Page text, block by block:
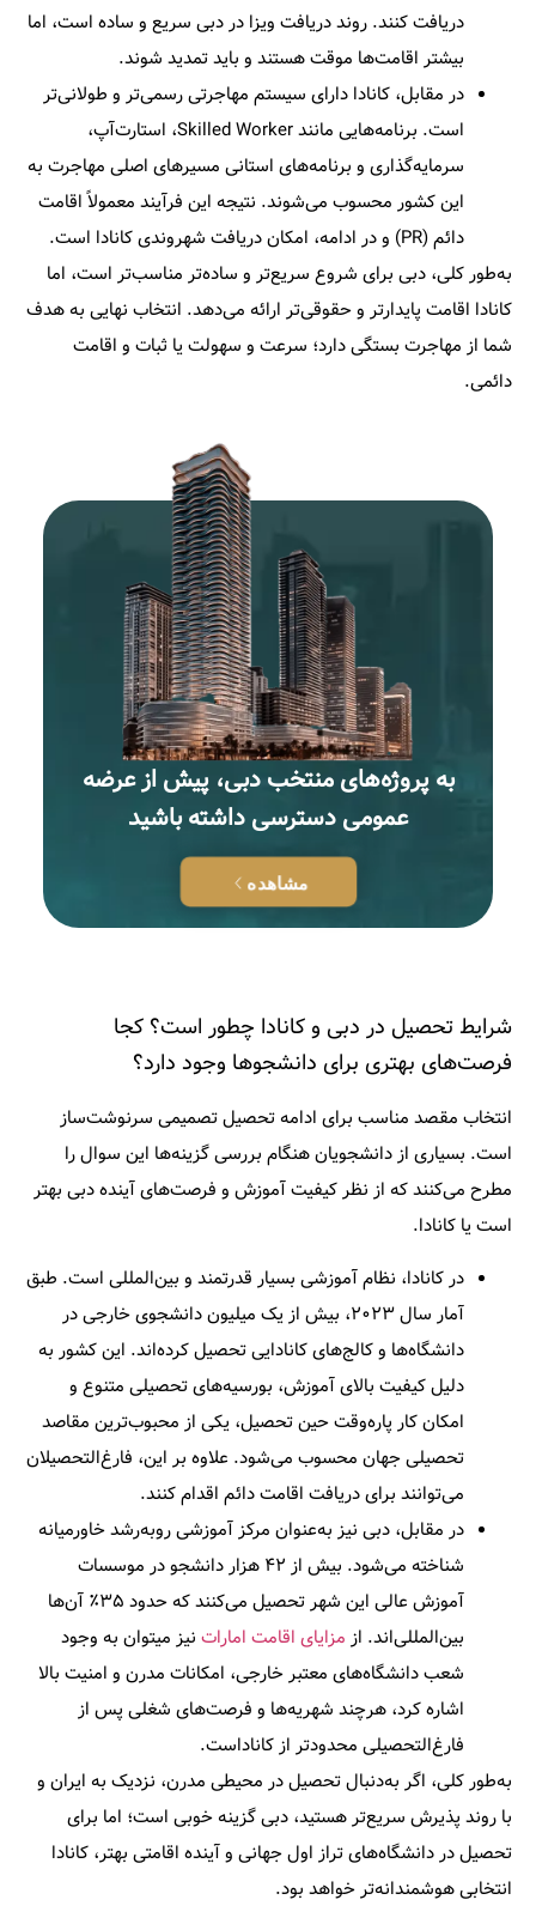
دریافت کنند. روند دریافت ویزا در دبی سریع و ساده است، اما
بیشتر اقامت‌ها موقت هستند و باید تمدید شوند.
در مقابل، کانادا دارای سیستم مهاجرتی رسمی‌تر و طولانی‌تر
است. برنامه‌هایی مانند Skilled Worker، استارت‌آپ،
سرمایه‌گذاری و برنامه‌های استانی مسیرهای اصلی مهاجرت به
این کشور محسوب می‌شوند. نتیجه این فرآیند معمولاً اقامت
دائم (PR) و در ادامه، امکان دریافت شهروندی کانادا است.
به‌طور کلی، دبی برای شروع سریع‌تر و ساده‌تر مناسب‌تر است، اما
کانادا اقامت پایدارتر و حقوقی‌تر ارائه می‌دهد. انتخاب نهایی به هدف
شما از مهاجرت بستگی دارد؛ سرعت و سهولت یا ثبات و اقامت
دائمی.
به پروژه‌های منتخب دبی، پیش از عرضه
عمومی دسترسی داشته باشید
مشاهده
شرایط تحصیل در دبی و کانادا چطور است؟ کجا
فرصت‌های بهتری برای دانشجوها وجود دارد؟
انتخاب مقصد مناسب برای ادامه تحصیل تصمیمی سرنوشت‌ساز
است. بسیاری از دانشجویان هنگام بررسی گزینه‌ها این سوال را
مطرح می‌کنند که از نظر کیفیت آموزش و فرصت‌های آیندهدبی بهتر
است یا کانادا.
در کانادا، نظام آموزشی بسیار قدرتمند و بین‌المللی است. طبق
آمار سال ۲۰۲۳، بیش از یک میلیون دانشجوی خارجی در
دانشگاه‌ها و کالج‌های کانادایی تحصیل کرده‌اند. این کشور به
دلیل کیفیت بالای آموزش، بورسیه‌های تحصیلی متنوع و
امکان کار پاره‌وقت حین تحصیل، یکی از محبوب‌ترین مقاصد
تحصیلی جهان محسوب می‌شود. علاوه بر این، فارغ‌التحصیلان
می‌توانند برای دریافت اقامت دائم اقدام کنند.
در مقابل، دبی نیز به‌عنوان مرکز آموزشی رو‌به‌رشد خاورمیانه
شناخته می‌شود. بیش از ۴۲ هزار دانشجو در موسسات
آموزش عالی این شهر تحصیل می‌کنند که حدود ۳۵٪ آن‌ها
بین‌المللی‌اند. از مزایای اقامت امارات نیز میتوان به وجود
شعب دانشگاه‌های معتبر خارجی، امکانات مدرن و امنیت بالا
اشاره کرد، هرچند شهریه‌ها و فرصت‌های شغلی پس از
فارغ‌التحصیلی محدودتر از کاناداست.
به‌طور کلی، اگر به‌دنبال تحصیل در محیطی مدرن، نزدیک به ایران و
با روند پذیرش سریع‌تر هستید، دبی گزینه خوبی است؛ اما برای
تحصیل در دانشگاه‌های تراز اول جهانی و آینده اقامتی بهتر، کانادا
انتخابی هوشمندانه‌تر خواهد بود.